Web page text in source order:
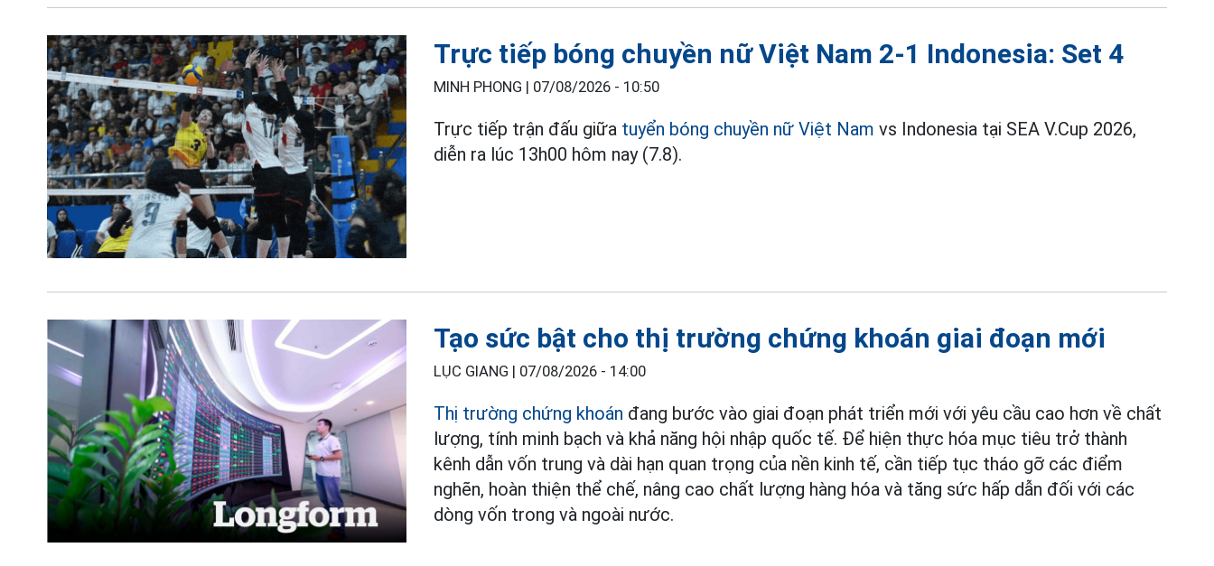
Trực tiếp bóng chuyền nữ Việt Nam 2-1 Indonesia: Set 4
MINH PHONG | 07/08/2026 - 10:50
Trực tiếp trận đấu giữa tuyển bóng chuyền nữ Việt Nam vs Indonesia tại SEA V.Cup 2026,
diễn ra lúc 13h00 hôm nay (7.8).
Tạo sức bật cho thị trường chứng khoán giai đoạn mới
LỤC GIANG | 07/08/2026 - 14:00
Thị trường chứng khoán đang bước vào giai đoạn phát triển mới với yêu cầu cao hơn về chất
lượng, tính minh bạch và khả năng hội nhập quốc tế. Để hiện thực hóa mục tiêu trở thành
kênh dẫn vốn trung và dài hạn quan trọng của nền kinh tế, cần tiếp tục tháo gỡ các điểm
nghẽn, hoàn thiện thể chế, nâng cao chất lượng hàng hóa và tăng sức hấp dẫn đối với các
dòng vốn trong và ngoài nước.